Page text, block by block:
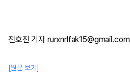
전호진 기자 rurxnrlfak15@gmail.com
[원문 보기]